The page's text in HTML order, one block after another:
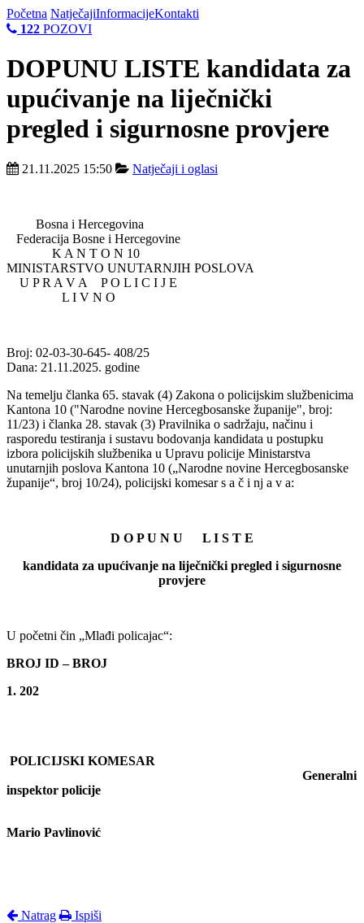
Početna NatječajiInformacijeKontakti
122 POZOVI
DOPUNU LISTE kandidata za
upućivanje na liječnički
pregled i sigurnosne provjere
21.11.2025 15:50 Natječaji i oglasi
Bosna i Hercegovina
Federacija Bosne i Hercegovine
K A N T O N 10
MINISTARSTVO UNUTARNJIH POSLOVA
U P R A V A P O L I C I J E
L I V N O
Broj: 02-03-30-645- 408/25
Dana: 21.11.2025. godine
Na temelju članka 65. stavak (4) Zakona o policijskim službenicima
Kantona 10 ("Narodne novine Hercegbosanske županije", broj:
11/23) i članka 28. stavak (3) Pravilnika o sadržaju, načinu i
rasporedu testiranja i sustavu bodovanja kandidata u postupku
izbora policijskih službenika u Upravu policije Ministarstva
unutarnjih poslova Kantona 10 („Narodne novine Hercegbosanske
županije“, broj 10/24), policijski komesar s a č i nj a v a:
D O P U N U L I S T E
kandidata za upućivanje na liječnički pregled i sigurnosne
provjere
U početni čin „Mlađi policajac“:
BROJ ID – BROJ
1. 202
POLICIJSKI KOMESAR
Generalni
inspektor policije
Mario Pavlinović
Natrag Ispiši